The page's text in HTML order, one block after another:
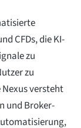
CFDs, die KI-
zu
zu
versteht
und Broker-